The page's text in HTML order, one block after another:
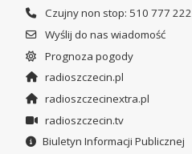
Czujny non stop: 510 777 222
Wyślij do nas wiadomość
Prognoza pogody
radioszczecin.pl
radioszczecinextra.pl
radioszczecin.tv
Biuletyn Informacji Publicznej